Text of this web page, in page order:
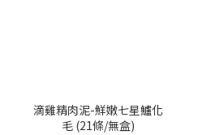
滴雞精肉泥-鮮嫩七星鱸化
毛 (21條/無盒)